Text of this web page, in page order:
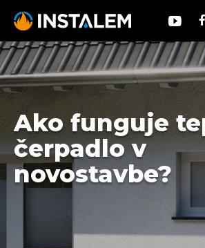
Ako funguje
čerpadlo v
novostavbe?